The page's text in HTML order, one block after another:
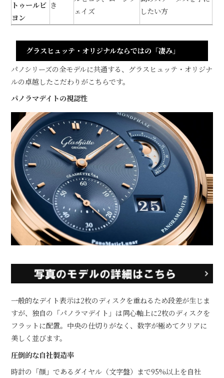
トゥールビ
ヨン
き
ェイズ
したい方
グラスヒュッテ・オリジナルならではの「凄み」
パノシリーズの全モデルに共通する、グラスヒュッテ・オリジナ
ルの卓越したこだわりがこちらです。
パノラマデイトの視認性
一般的なデイト表示は2枚のディスクを重ねるため段差が生じま
すが、独自の「パノラマデイト」は同心軸上に2枚のディスクを
フラットに配置。中央の仕切りがなく、数字が極めてクリアに
美しく並びます。
圧倒的な自社製造率
時計の「顔」であるダイヤル（文字盤）まで95%以上を自社